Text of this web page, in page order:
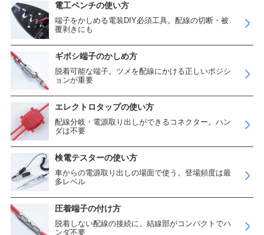
電工ペンチの使い方
端子をかしめる電装DIY必須工具。配線の切断・被
覆剥きにも
ギボシ端子のかしめ方
脱着可能な端子。ツメを配線にかける正しいポジシ
ョンが重要
エレクトロタップの使い方
配線分岐・電源取り出しができるコネクター。ハン
ダは不要
検電テスターの使い方
車からの電源取り出しの場面で使う。登場頻度は最
多レベル
圧着端子の付け方
脱着しない配線の接続に。結線部がコンパクトでハ
ンダ不要